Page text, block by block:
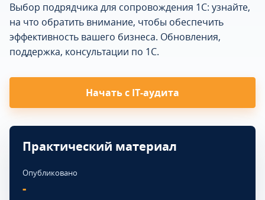
Выбор подрядчика для сопровождения 1С: узнайте,
на что обратить внимание, чтобы обеспечить
эффективность вашего бизнеса. Обновления,
поддержка, консультации по 1С.
Начать с IT-аудита
Практический материал
Опубликовано
-